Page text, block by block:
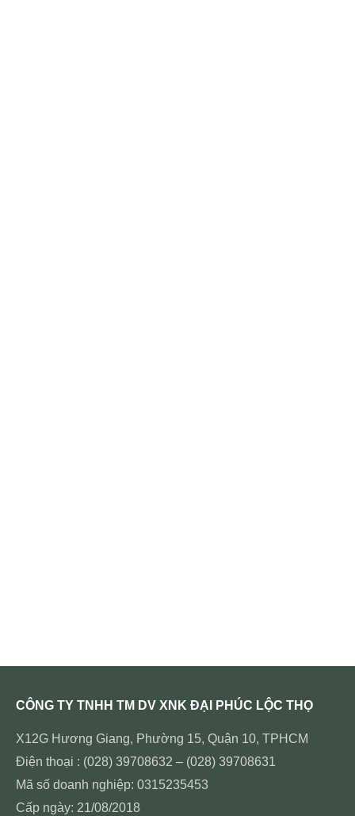
CÔNG TY TNHH TM DV XNK ĐẠI PHÚC LỘC THỌ
X12G Hương Giang, Phường 15, Quận 10, TPHCM
Điện thoại : (028) 39708632 – (028) 39708631
Mã số doanh nghiệp: 0315235453
Cấp ngày: 21/08/2018